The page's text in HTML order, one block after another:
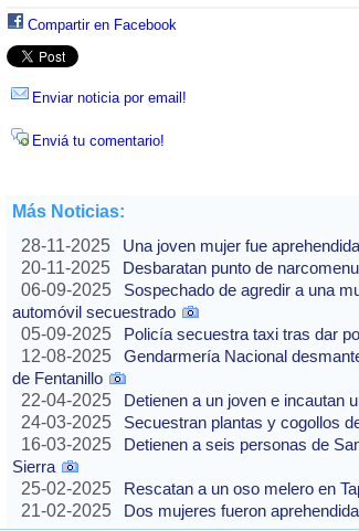
Compartir en Facebook
Enviar noticia por email!
Enviá tu comentario!
Más Noticias:
28-11-2025
Una joven mujer fue
20-11-2025
Desbaratan punto de
06-09-2025
Sospechado de agredir a una
automóvil secuestrado
05-09-2025
Policía secuestra taxi tras dar
12-08-2025
Gendarmería Nacional
de Fentanillo
22-04-2025
Detienen a un joven e incautan
24-03-2025
Secuestran plantas y cogollos
16-03-2025
Detienen a seis personas de
Sierra
25-02-2025
Rescatan a un oso melero en
21-02-2025
Dos mujeres fueron